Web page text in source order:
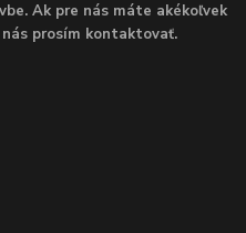
Ak pre nás máte akékoľvek
prosím kontaktovať.